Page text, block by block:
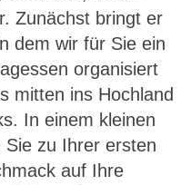
Zunächst bringt er
dem wir für Sie ein
organisiert
mitten ins Hochland
In einem kleinen
zu Ihrer ersten
auf Ihre